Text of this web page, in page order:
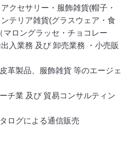
クセサリー・服飾雑貨(帽子・
テリア雑貨(グラスウェア・食
マロングラッセ・チョコレー
入業務 及び 卸売業務 ・小売販
革製品、服飾雑貨 等のエージェ
チ業 及び 貿易コンサルティン
ログによる通信販売